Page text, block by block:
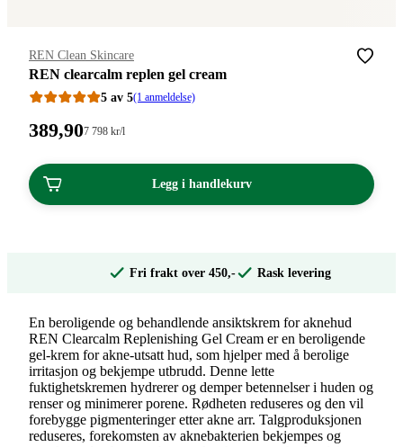
Merke:
REN Clean Skincare
REN clearcalm replen gel cream
5 av 5(1 anmeldelse)
Pris:
kroner.
389,90Stykkpris:
798,00/l
7 798 kr/l
Legg i handlekurv
Fri frakt over 450,- Rask levering
En beroligende og behandlende ansiktskrem for aknehud
REN Clearcalm Replenishing Gel Cream er en beroligende
gel-krem for akne-utsatt hud, som hjelper med å berolige
irritasjon og bekjempe utbrudd. Denne lette
fuktighetskremen hydrerer og demper betennelser i huden og
renser og minimerer porene. Rødheten reduseres og den vil
forebygge pigmenteringer etter akne arr. Talgproduksjonen
reduseres, forekomsten av aknebakterien bekjempes og